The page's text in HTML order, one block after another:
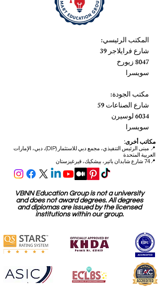
المكتب الرئيسي:
شارع فرايلاجر 39
8047 زيورخ
سويسرا
مكتب الجودة:
شارع الصناعات 59
6034 لوسيرن
سويسرا
مكاتب أخرى:
📍
مبنى الرئيس التنفيذي، مجمع دبي للاستثمار (DIP)، دبي، الإمارات
العربية المتحدة
📍74 شارع شابدان باتير، بيشكيك، قيرغيزستان
VBNN Education Group is not a university
and does not award degrees. All degrees
and diplomas are issued by the licensed
institutions within our group.